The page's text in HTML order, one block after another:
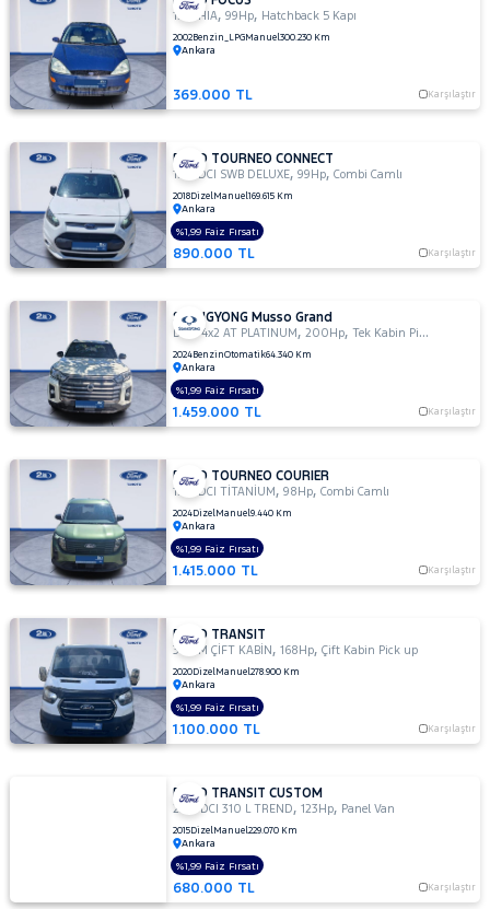
1.6 GHIA,99Hp, Hatchback 5 Kapı
2002Benzin_LPGManuel300.230 Km
Ankara
369.000 TL Karşılaştır
FORD TOURNEO CONNECT
1.5 TDCI SWB DELUXE,99Hp,Combi Camlı
2018DizelManuel169.615 Km
Ankara
890.000 TL Karşılaştır
%1,99 Faiz Fırsatı
SSANGYONG Musso Grand
D2.2 4x2 AT PLATINUM ,200Hp,Tek Kabin Pick Up
2024BenzinOtomatik64.340 Km
Ankara
1.459.000 TL Karşılaştır
%1,99 Faiz Fırsatı
FORD TOURNEO COURIER
1.5 TDCI TİTANİUM ,98Hp,Combi Camlı
2024DizelManuel9.440 Km
Ankara
1.415.000 TL Karşılaştır
%1,99 Faiz Fırsatı
FORD TRANSIT
350 M ÇİFT KABİN ,168Hp,Çift Kabin Pick up
2020DizelManuel278.900 Km
Ankara
1.100.000 TL Karşılaştır
%1,99 Faiz Fırsatı
FORD TRANSIT CUSTOM
2.2 TDCI 310 L TREND,123Hp, Panel Van
2015DizelManuel229.070 Km
Ankara
680.000 TL Karşılaştır
%1,99 Faiz Fırsatı